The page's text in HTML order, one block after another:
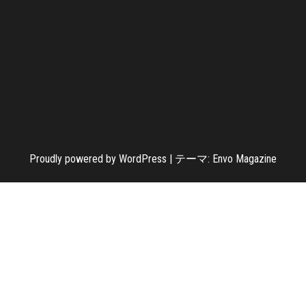
Proudly powered by WordPress | テーマ: Envo Magazine